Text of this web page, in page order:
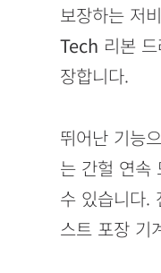
THE ALL-ROUNDER
CODING AT SPEED
보장하는 저
Tech 리본
장합니다.
뛰어난 기능
는 간헐 연속
수 있습니다.
스트 포장 기